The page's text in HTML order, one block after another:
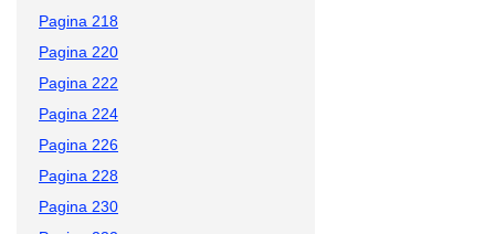
Pagina 218
Pagina 220
Pagina 222
Pagina 224
Pagina 226
Pagina 228
Pagina 230